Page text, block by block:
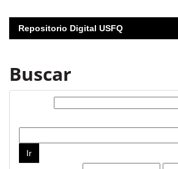
Repositorio Digital USFQ
Buscar